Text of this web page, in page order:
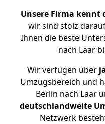
Unsere Firma kennt
wir sind stolz
Ihnen die beste
nach Laar
Wir verfügen über
Umzugsbereich und
Berlin nach Laar
deutschlandweite
Netzwerk